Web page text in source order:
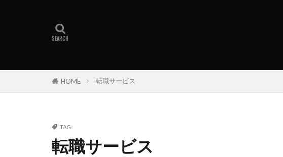
HOME 転職サービス
TAG
転職サービス